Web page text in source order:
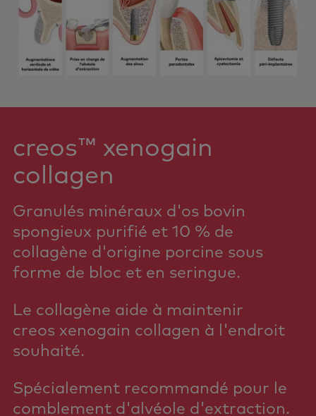
creos™ xenogain
collagen
Granulés minéraux d'os bovin
spongieux purifié et 10 % de
collagène d'origine porcine sous
forme de bloc et en seringue.
Le collagène aide à maintenir
creos xenogain collagen à l'endroit
souhaité.
Spécialement recommandé pour le
comblement d'alvéole d'extraction.